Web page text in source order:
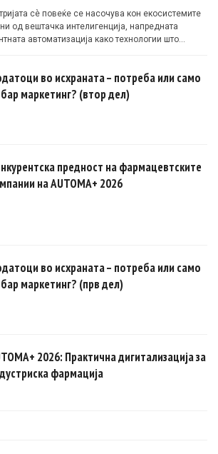
сè повеќе се насочува кон екосистемите
од вештачка интелигенција, напредната
автоматизација како технологии што
во исхраната – потреба или само
маркетинг? (втор дел)
предност на фармацевтските
на AUTOMA+ 2026
во исхраната – потреба или само
маркетинг? (прв дел)
2026: Практична дигитализација за
фармација